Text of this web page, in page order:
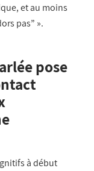
et au moins
pas” ».
pose
à début